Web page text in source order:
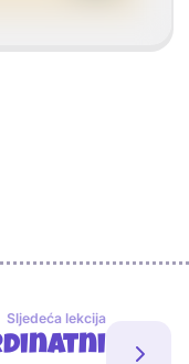
Sljedeća lekcija